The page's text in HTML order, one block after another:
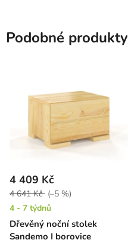
Podobné produkty
Dřevěný noční stolek
Sandemo I borovice
4 409 Kč
4 641 Kč (–5 %)
4 - 7 týdnů